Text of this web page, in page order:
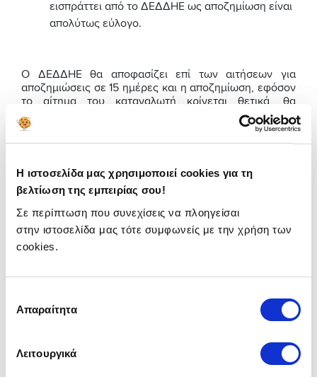
Η ιστοσελίδα μας χρησιμοποιεί cookies για τη
βελτίωση της εμπειρίας σου!
Σε περίπτωση που συνεχίσεις να πλοηγείσαι
στην ιστοσελίδα μας τότε συμφωνείς με την χρήση των
cookies.
συγκατάθεσης
Απαραίτητα
Λειτουργικά
εισπράττει από το ΔΕΔΔΗΕ ως αποζημίωση είναι
απολύτως εύλογο.
Ο ΔΕΔΔΗΕ θα αποφασίζει επί των αιτήσεων για
αποζημιώσεις σε 15 ημέρες και η αποζημίωση, εφόσον
το αίτημα του καταναλωτή κρίνεται θετικά, θα
καταβάλλεται ένα μήνα μετά.
Τέτοιοι λόγοι είναι εξαιρετικά δυσμενείς καιρικές
συνθήκες, πυρκαγιές, σεισμοί, απρόβλεπτες
πυροσβεστική), απεργίες, οι ζημιές από τρίτους που
δεν μπορούν να αποφευχθούν όπως πτώσεις
αεροπλάνων, τρομοκρατικές ενέργειες, εξεγέρσεις,
Αξίζει να σημειωθεί ότι οι αποζημιώσεις καθώς και η
διαδικασία αποζημίωσης ισχύουν για όλους τους
ηλεκτρικού ρεύματος στην οποία ανήκουν.